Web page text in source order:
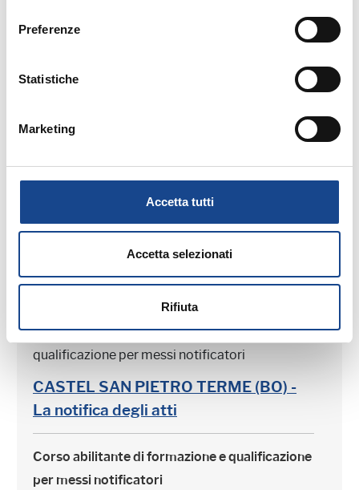
Preferenze
Statistiche
Marketing
Accetta tutti
Accetta selezionati
Rifiuta
CASTEL SAN PIETRO TERME (BO) - I
quello che c'è da sapere
qualificazione per messi notificatori
CASTEL SAN PIETRO TERME (BO) -
La notifica degli atti
Corso abilitante di formazione e qualificazione
per messi notificatori